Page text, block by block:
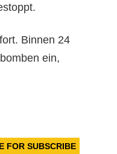
Binnen 24
ein,
FOR SUBSCRIBE